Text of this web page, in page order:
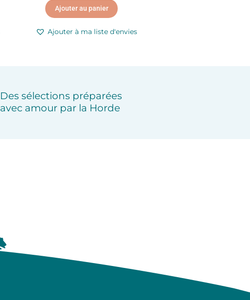
Ajouter au panier
Ajouter à ma liste d'envies
Des sélections préparées
avec amour par la Horde